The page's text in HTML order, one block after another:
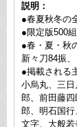
説明：
●春夏秋冬の
●限定版500
●春・夏・秋
新々刀84振
●掲載される
小烏丸、三
郎、前田藤
郎、明石国
文字、大般